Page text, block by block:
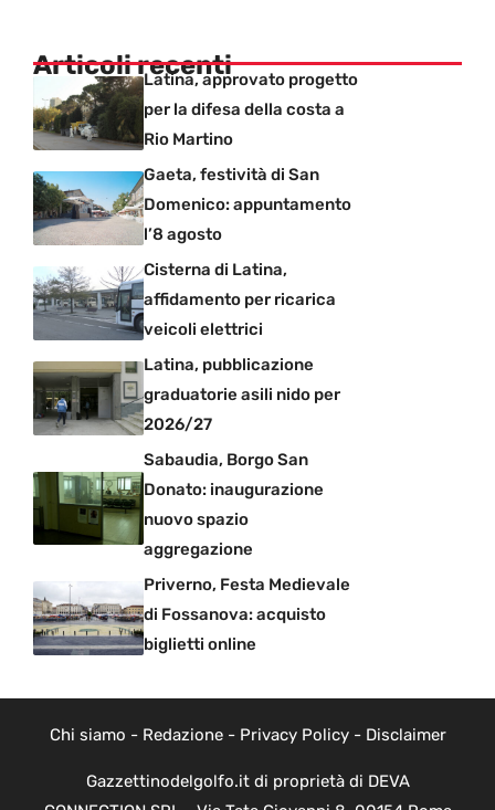
Articoli recentiLatina, approvato progetto
per la difesa della costa a
Rio Martino
Gaeta, festività di San
Domenico: appuntamento
l’8 agosto
Cisterna di Latina,
affidamento per ricarica
veicoli elettrici
Latina, pubblicazione
graduatorie asili nido per
2026/27
Sabaudia, Borgo San
Donato: inaugurazione
nuovo spazio
aggregazione
Priverno, Festa Medievale
di Fossanova: acquisto
biglietti online
Chi siamo - Redazione- Privacy Policy- Disclaimer
Gazzettinodelgolfo.it di proprietà di DEVA